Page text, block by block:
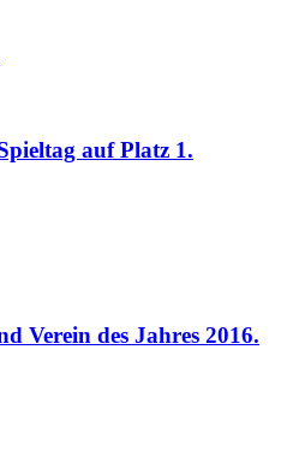
auf Platz 1.
Verein des Jahres 2016.